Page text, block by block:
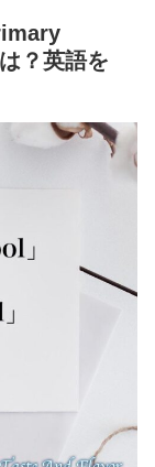
？英語を